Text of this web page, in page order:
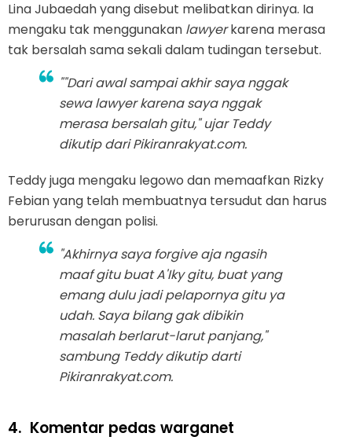
Lina Jubaedah yang disebut melibatkan dirinya. Ia
mengaku tak menggunakan lawyerkarena merasa
tak bersalah sama sekali dalam tudingan tersebut.
""Dari awal sampai akhir saya nggak
sewalawyerkarena saya nggak
merasa bersalah gitu," ujar Teddy
dikutip dari Pikiranrakyat.com.
Teddy juga mengaku legowo dan memaafkan Rizky
Febian yang telah membuatnya tersudut dan harus
berurusan dengan polisi.
"Akhirnya sayaforgiveaja ngasih
maaf gitu buat A'Iky gitu, buat yang
emang dulu jadi pelapornya gitu ya
udah. Saya bilang gak dibikin
masalah berlarut-larut panjang,"
sambung Teddy dikutip darti
Pikiranrakyat.com.
4. Komentar pedas warganet